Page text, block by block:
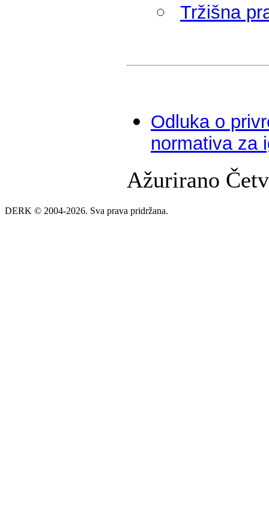
Tržišna
Odluka o
normativa za
Ažurirano
DERK © 2004-2026. Sva prava pridržana.